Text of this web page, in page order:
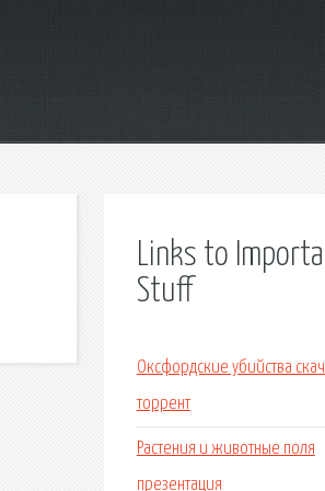
Links to
Stuff
Оксфордские убийства
торрент
Растения и животные поля
презентация